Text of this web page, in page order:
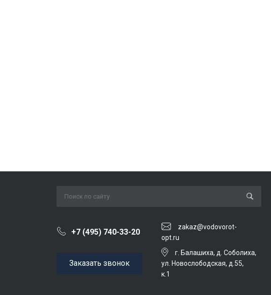
+7 (495) 740-33-20
zakaz@vodovorot-
opt.ru
Заказать звонок
г. Балашиха, д. Соболиха,
ул. Новослободская, д.55,
к.1